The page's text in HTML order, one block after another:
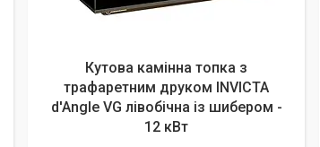
Кутова камінна топка з
трафаретним друком INVICTA
d'Angle VG лівобічна із шибером -
12 кВт